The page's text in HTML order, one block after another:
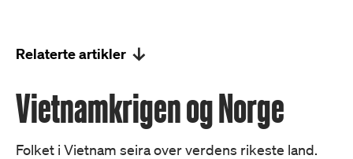
Relaterte artikler
Vietnamkrigen og Norge
Folket i Vietnam seira over verdens rikeste land.